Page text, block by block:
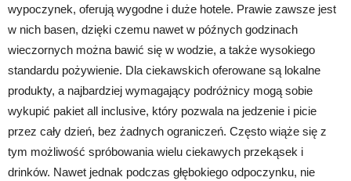
wypoczynek, oferują wygodne i duże hotele. Prawie zawsze jest
w nich basen, dzięki czemu nawet w późnych godzinach
wieczornych można bawić się w wodzie, a także wysokiego
standardu pożywienie. Dla ciekawskich oferowane są lokalne
produkty, a najbardziej wymagający podróżnicy mogą sobie
wykupić pakiet all inclusive, który pozwala na jedzenie i picie
przez cały dzień, bez żadnych ograniczeń. Często wiąże się z
tym możliwość spróbowania wielu ciekawych przekąsek i
drinków. Nawet jednak podczas głębokiego odpoczynku, nie